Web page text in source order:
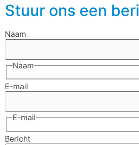
Stuur ons een
Naam
Naam
E-mail
E-mail
Bericht